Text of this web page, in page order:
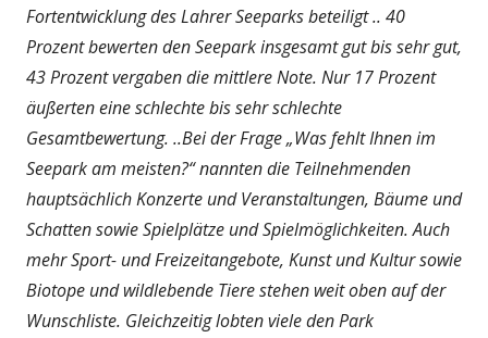
Fortentwicklung des Lahrer Seeparks beteiligt .. 40
Prozent bewerten den Seepark insgesamt gut bis sehr gut,
43 Prozent vergaben die mittlere Note. Nur 17 Prozent
äußerten eine schlechte bis sehr schlechte
Gesamtbewertung. ..Bei der Frage „Was fehlt Ihnen im
Seepark am meisten?“ nannten die Teilnehmenden
hauptsächlich Konzerte und Veranstaltungen, Bäume und
Schatten sowie Spielplätze und Spielmöglichkeiten. Auch
mehr Sport- und Freizeitangebote, Kunst und Kultur sowie
Biotope und wildlebende Tiere stehen weit oben auf der
Wunschliste. Gleichzeitig lobten viele den Park